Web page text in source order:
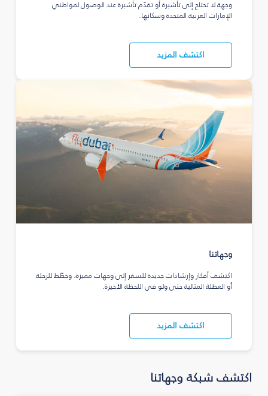
وجهة لا تحتاج إلى تأشيرة أو تقدّم تأشيرة عند الوصول لمواطني
الإمارات العربية المتحدة وسكانها.
اكتشف المزيد
وجهاتنا
اكتشف أفكار وإرشادات جديدة للسفر إلى وجهات مميزة، وخطّط للرحلة
أو العطلة المثالية حتى ولو في اللحظة الأخيرة.
اكتشف المزيد
اكتشف شبكة وجهاتنا